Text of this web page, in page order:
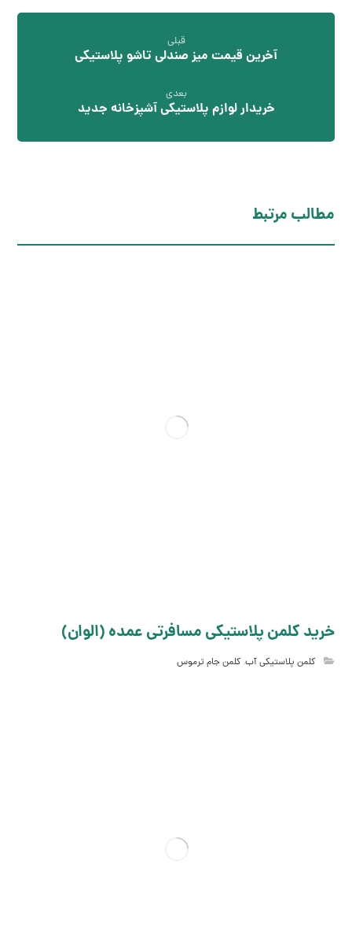
قبلی
آخرین قیمت میز صندلی تاشو پلاستیکی
بعدی
خریدار لوازم پلاستیکی آشپزخانه جدید
مطالب مرتبط
خرید کلمن پلاستیکی مسافرتی عمده (الوان)
کلمن پلاستیکی آب,کلمن جام ترموس